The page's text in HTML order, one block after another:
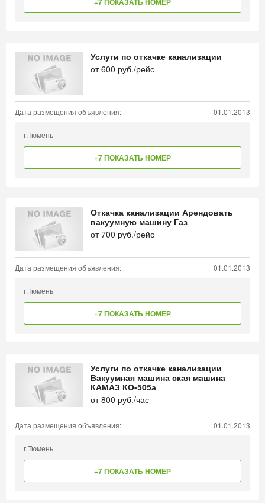
Услуги по откачке канализации
от600 руб./рейс
Дата размещения объявления: 01.01.2013
г.Тюмень
+7 ПОКАЗАТЬ НОМЕР
Откачка канализации Арендовать
вакуумную машину Газ
от700 руб./рейс
Дата размещения объявления: 01.01.2013
г.Тюмень
+7 ПОКАЗАТЬ НОМЕР
Услуги по откачке канализации
Вакуумная машина ская машина
КАМАЗ КО-505а
от800 руб./час
Дата размещения объявления: 01.01.2013
г.Тюмень
+7 ПОКАЗАТЬ НОМЕР